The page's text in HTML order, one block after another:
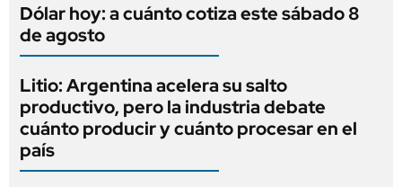
Dólar hoy: a cuánto cotiza este sábado 8
de agosto
Litio: Argentina acelera su salto
productivo, pero la industria debate
cuánto producir y cuánto procesar en el
país